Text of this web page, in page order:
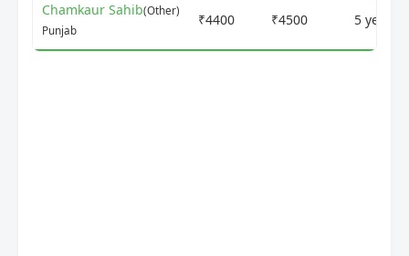
Chamkaur Sahib(Other)
Punjab
₹4400 ₹4500 5 years